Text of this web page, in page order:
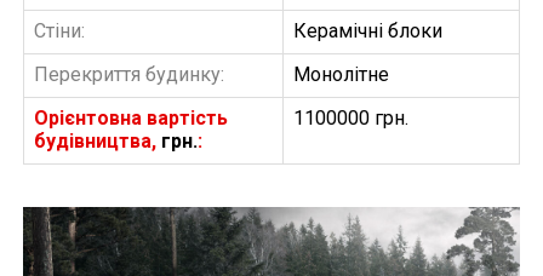
Стіни:
Керамічні блоки
Перекриття будинку:
Монолітне
Орієнтовна вартість
будівництва, грн.:
1100000 грн.